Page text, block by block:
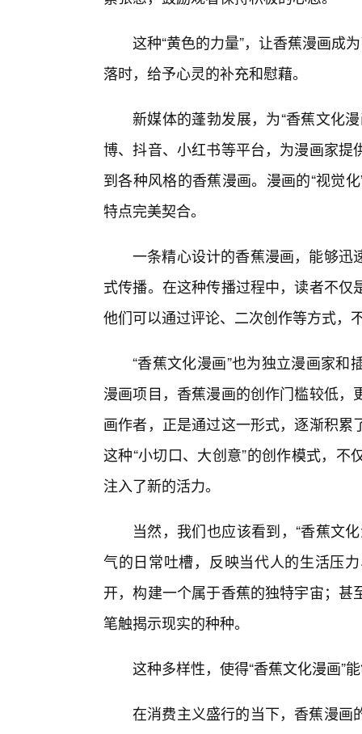
这种“黄色的力量”，让香蕉漫画成
落时，给予心灵的补充和慰藉。
新媒体的蓬勃发展，为“香蕉文化
博、抖音、小红书等平台，为漫画家
到各种风格的香蕉漫画。漫画的“视觉
特点完美契合。
一条精心设计的香蕉漫画，能够迅
式传播。在这种传播过程中，读者不
他们可以通过评论、二次创作等方式，
“香蕉文化漫画”也为独立漫画家
漫画项目，香蕉漫画的创作门槛较低
画作者，正是通过这一形式，逐渐积
这种“小切口、大创意”的创作模式，
注入了新的活力。
当然，我们也应该看到，“香蕉文
气的日常吐槽，反映当代人的生活压
开，构建一个属于香蕉的独特宇宙；
笔触揭示现实的种种。
这种多样性，使得“香蕉文化漫画”
在消费主义盛行的当下，香蕉漫画